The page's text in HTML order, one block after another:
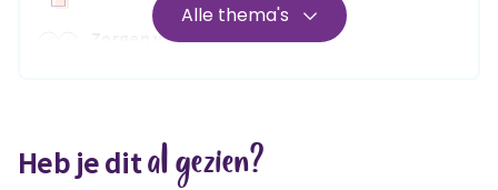
Zorgen voor
Wonen
Geld & wetten
Alle thema's
Heb je dital gezien?